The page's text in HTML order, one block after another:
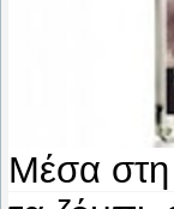
Μέσα στη